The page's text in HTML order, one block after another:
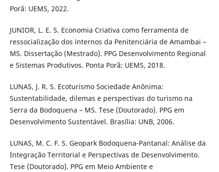
Porã: UEMS, 2022.
JUNIOR, L. E. S. Economia Criativa como ferramenta de
ressocialização dos internos da Penitenciária de Amambai –
MS. Dissertação (Mestrado). PPG Desenvolvimento Regional
e Sistemas Produtivos. Ponta Porã: UEMS, 2018.
LUNAS, J. R. S. Ecoturismo Sociedade Anônima:
Sustentabilidade, dilemas e perspectivas do turismo na
Serra da Bodoquena – MS. Tese (Doutorado). PPG em
Desenvolvimento Sustentável. Brasília: UNB, 2006.
LUNAS, M. C. F. S. Geopark Bodoquena-Pantanal: Análise da
Integração Territorial e Perspectivas de Desenvolvimento.
Tese (Doutorado). PPG em Meio Ambiente e